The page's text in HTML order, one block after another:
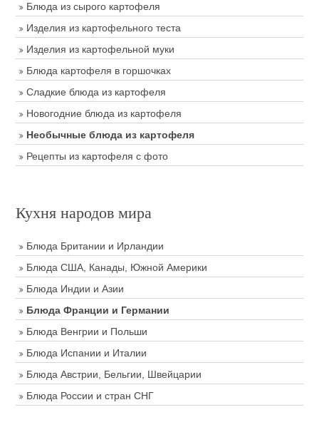
Блюда из сырого картофеля
Изделия из картофельного теста
Изделия из картофельной муки
Блюда картофеля в горшочках
Сладкие блюда из картофеля
Новогодние блюда из картофеля
Необычные блюда из картофеля
Рецепты из картофеля с фото
Кухня народов мира
Блюда Британии и Ирландии
Блюда США, Канады, Южной Америки
Блюда Индии и Азии
Блюда Франции и Германии
Блюда Венгрии и Польши
Блюда Испании и Италии
Блюда Австрии, Бельгии, Швейцарии
Блюда России и стран СНГ